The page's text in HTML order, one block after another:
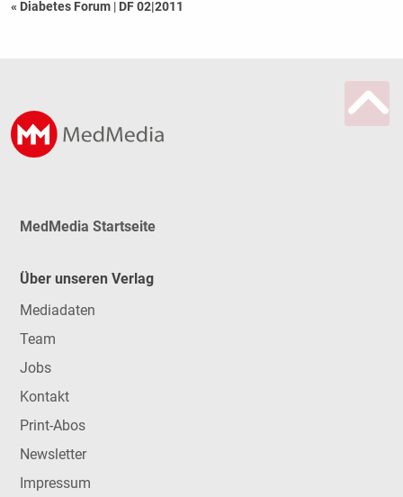
« Diabetes Forum | DF 02|2011
MedMedia Startseite
Über unseren Verlag
Mediadaten
Team
Jobs
Kontakt
Print-Abos
Newsletter
Impressum